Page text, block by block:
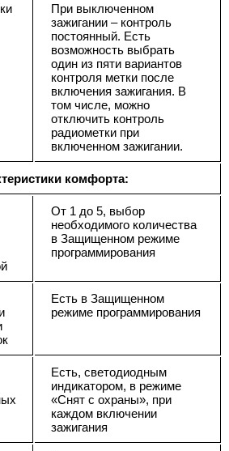
При выключенном
зажигании – контроль
постоянный. Есть
возможность выбрать
один из пяти вариантов
контроля метки после
включения зажигания. В
том числе, можно
отключить контроль
радиометки при
включенном зажигании.
комфорта:
От 1 до 5, выбор
необходимого количества
в Защищенном режиме
программирования
Есть в Защищенном
режиме программирования
Есть, светодиодным
индикатором, в режиме
«Снят с охраны», при
каждом включении
зажигания